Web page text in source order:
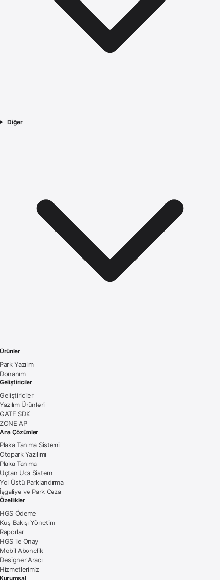
Diğer
Ürünler
Park Yazılım
Donanım
Geliştiriciler
Geliştiriciler
Yazılım Ürünleri
GATE SDK
ZONE API
Ana Çözümler
Plaka Tanıma Sistemi
Otopark Yazılımı
Plaka Tanıma
Uçtan Uca Sistem
Yol Üstü Parklandırma
İşgaliye ve Park Ceza
Özellikler
HGS Ödeme
Kuş Bakışı Yönetim
Raporlar
HGS ile Onay
Mobil Abonelik
Designer Aracı
Hizmetlerimiz
Kurumsal